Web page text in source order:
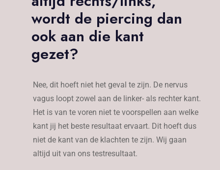
wordt de piercing dan
ook aan die kant
gezet?
Nee, dit hoeft niet het geval te zijn. De nervus
vagus loopt zowel aan de linker- als rechter kant.
Het is van te voren niet te voorspellen aan welke
kant jij het beste resultaat ervaart. Dit hoeft dus
niet de kant van de klachten te zijn. Wij gaan
altijd uit van ons testresultaat.